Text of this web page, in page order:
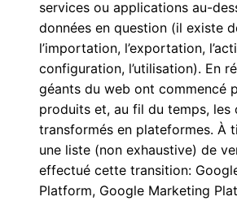
services ou applications au-
données en question (il existe
l’importation, l’exportation,
configuration, l’utilisation). En
géants du web ont commencé
produits et, au fil du temps, les
transformés en plateformes. À
une liste (non exhaustive) de
effectué cette transition:
Platform, Google Marketing